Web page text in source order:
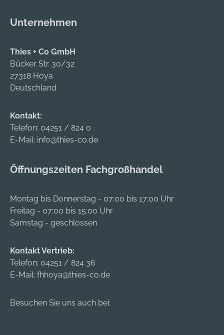
eine
90°-Drehung • Mit
starkem Magnet •
Wandmontage
möglich Lieferung:
Werkzeugfabrik
GmbH & Co. KG,
Remscheider Straße
Remscheid, DE,
gedore.empfang@g
edore.com
Unternehmen
Thies + Co GmbH
Bücker Str. 30/32
27318 Hoya
Deutschland
Kontakt:
Telefon: 04251 / 824 0
E-Mail: info@thies-co.de
Öffnungszeiten Fachgroßhandel
Montag bis Donnerstag - 07:00 bis 17:00 Uhr
Freitag - 07:00 bis 15:00 Uhr
Samstag - geschlossen
Kontakt Vertrieb:
Telefon: 04251 / 824 36
E-Mail: fhhoya@thies-co.de
Besuchen Sie uns auch bei: